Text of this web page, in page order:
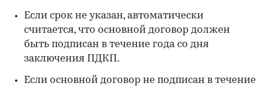
Если срок не указан, автоматически
считается, что основной договор должен
быть подписан в течение года со дня
заключения ПДКП.
Если основной договор не подписан в течение